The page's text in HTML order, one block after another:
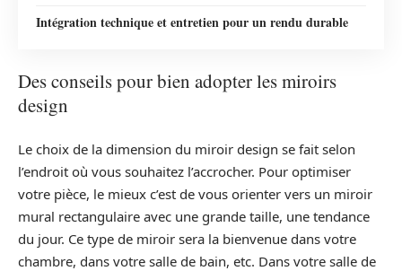
Intégration technique et entretien pour un rendu durable
Des conseils pour bien adopter les miroirs
design
Le choix de la dimension du miroir design se fait selon
l’endroit où vous souhaitez l’accrocher. Pour optimiser
votre pièce, le mieux c’est de vous orienter vers un miroir
mural rectangulaire avec une grande taille, une tendance
du jour. Ce type de miroir sera la bienvenue dans votre
chambre, dans votre salle de bain, etc. Dans votre salle de